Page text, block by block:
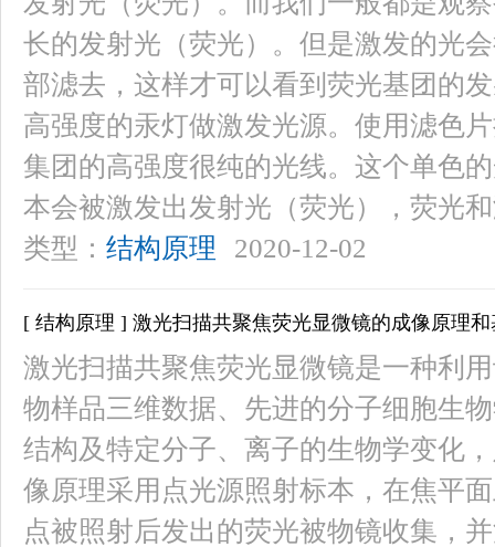
长的发射光（荧光）。但是激发的光
部滤去，这样才可以看到荧光基团的
高强度的汞灯做激发光源。使用滤色
集团的高强度很纯的光线。这个单色
本会被激发出发射光（荧光），荧光
类型： 结构原理 2020-12-02
[ 结构原理 ] 激光扫描共聚焦荧光显微镜的成像原理
激光扫描共聚焦荧光显微镜是一种利
物样品三维数据、先进的分子细胞生
结构及特定分子、离子的生物学变化
像原理采用点光源照射标本，在焦平
点被照射后发出的荧光被物镜收集，